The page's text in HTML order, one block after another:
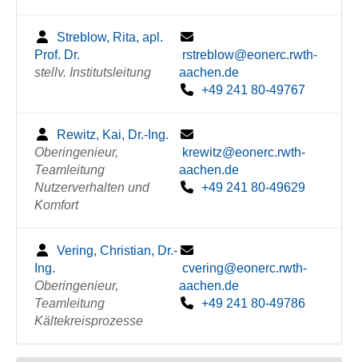
Streblow, Rita, apl.
Prof. Dr.
stellv. Institutsleitung
rstreblow@eonerc.rwth-
aachen.de
+49 241 80-49767
Rewitz, Kai, Dr.-Ing.
Oberingenieur,
Teamleitung
Nutzerverhalten und
Komfort
krewitz@eonerc.rwth-
aachen.de
+49 241 80-49629
Vering, Christian, Dr.-
Ing.
Oberingenieur,
Teamleitung
Kältekreisprozesse
cvering@eonerc.rwth-
aachen.de
+49 241 80-49786